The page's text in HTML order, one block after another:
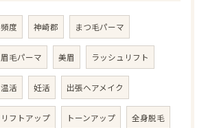
頻度 神崎郡 まつ毛パーマ
眉毛パーマ 美眉 ラッシュリフト
温活 妊活 出張ヘアメイク
リフトアップ トーンアップ 全身脱毛